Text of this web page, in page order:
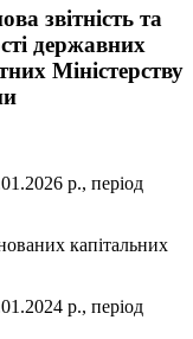
звітність та
державних
Міністерству
р., період
капітальних
р., період